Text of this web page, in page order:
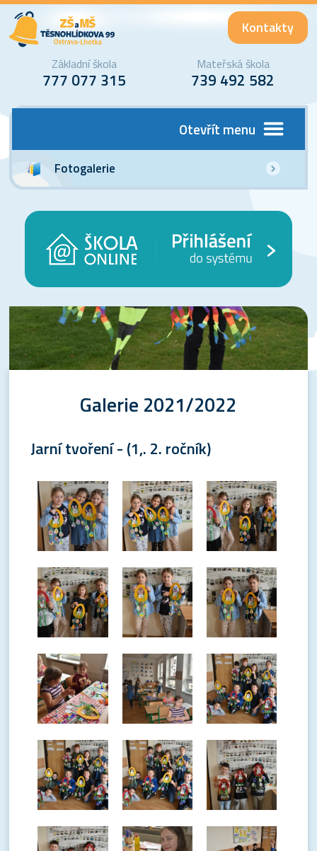
Kontakty
Základní škola
777 077 315
Mateřská škola
739 492 582
Otevřít menu
Fotogalerie
Galerie 2021/2022
Jarní tvoření - (1,. 2. ročník)